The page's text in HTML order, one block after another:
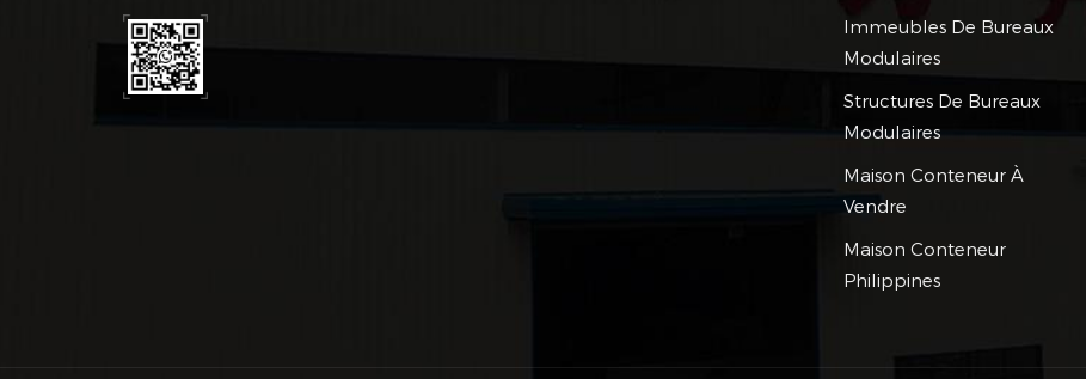
Immeubles De Bureaux
Modulaires
Structures De Bureaux
Modulaires
Maison Conteneur À
Vendre
Maison Conteneur
Philippines